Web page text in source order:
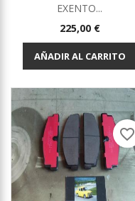
EXENTO...
Precio
225,00 €
AÑADIR AL CARRITO
favorite_border